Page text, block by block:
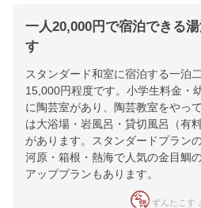
一人20,000円で宿泊できる
す
スタンダード和室に宿泊する一泊
15,000円程度です。小学生料金・
に陶芸室があり、陶芸教室をやっ
は大浴場・岩風呂・貸切風呂（有
があります。スタンダードプラン
河原・箱根・熱海で人気の金目鯛
アッププランもあります。
ずんたこす